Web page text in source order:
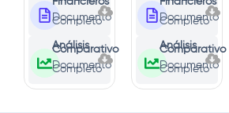
Documento
Completo
Análisis
Comparativo
Documento
Completo
Documento
Completo
Análisis
Comparativo
Documento
Completo